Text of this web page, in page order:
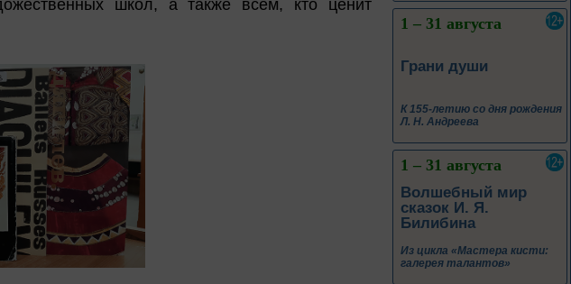
школ, а также всем, кто ценит
1 – 31 августа
Грани души
К 155-летию со дня рождения
Л. Н. Андреева
1 – 31 августа
Волшебный мир
сказок И. Я.
Билибина
Из цикла «Мастера кисти:
галерея талантов»